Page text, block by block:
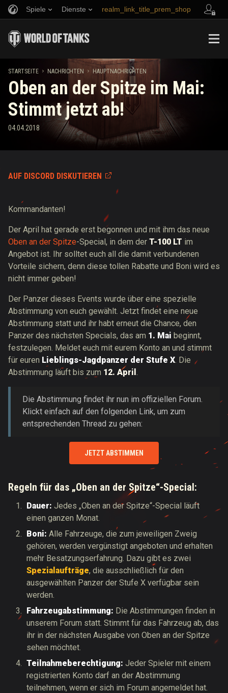
Spiele Dienste realm_link_title_prem_shop
Musik
Richtlinien zum Fairplay
Wargaming.net Game Center
Ratgeber zu Twitch-Drops
Empfehle einen Freund
Discord
Mod-Hub
Medien
STARTSEITE NACHRICHTEN HAUPTNACHRICHTEN
Oben an der Spitze im Mai:
Stimmt jetzt ab!
04.04.2018
AUF DISCORD DISKUTIEREN
Kommandanten!
Der April hat gerade erst begonnen und mit ihm das neue
Oben an der Spitze-Special, in dem der T-100 LT im
Angebot ist. Ihr solltet euch all die damit verbundenen
Vorteile sichern, denn diese tollen Rabatte und Boni wird es
nicht immer geben!
Der Panzer dieses Events wurde über eine spezielle
Abstimmung von euch gewählt. Jetzt findet eine neue
Abstimmung statt und ihr habt erneut die Chance, den
Panzer des nächsten Specials, das am 1. Mai beginnt,
festzulegen. Meldet euch mit eurem Konto an und stimmt
für euren Lieblings-Jagdpanzer der Stufe X. Die
Abstimmung läuft bis zum 12. April .
Die Abstimmung findet ihr nun im offiziellen Forum.
Klickt einfach auf den folgenden Link, um zum
entsprechenden Thread zu gehen:
JETZT ABSTIMMEN
Regeln für das „Oben an der Spitze“-Special:
Dauer: Jedes „Oben an der Spitze“-Special läuft
einen ganzen Monat.
Boni: Alle Fahrzeuge, die zum jeweiligen Zweig
gehören, werden vergünstigt angeboten und erhalten
mehr Besatzungserfahrung. Dazu gibt es zwei
Spezialaufträge, die ausschließlich für den
ausgewählten Panzer der Stufe X verfügbar sein
werden.
Fahrzeugabstimmung: Die Abstimmungen finden in
unserem Forum statt. Stimmt für das Fahrzeug ab, das
ihr in der nächsten Ausgabe von Oben an der Spitze
sehen möchtet.
Teilnahmeberechtigung: Jeder Spieler mit einem
registrierten Konto darf an der Abstimmung
teilnehmen, wenn er sich im Forum angemeldet hat.